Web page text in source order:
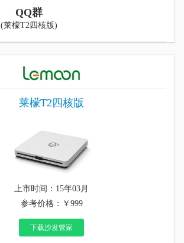
QQ群
(莱檬T2四核版)
莱檬T2四核版
上市时间：15年03月
参考价格：￥999
下载沙发管家